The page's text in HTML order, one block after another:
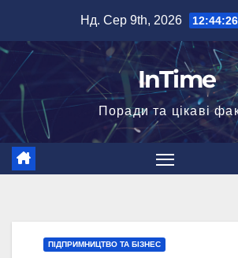
вмісту
Нд. Сер 9th, 2026
InTime
Поради та цікаві
ПІДПРИМНИЦТВО ТА БІЗНЕС